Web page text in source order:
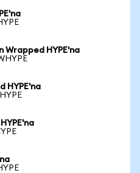
Wrapped HYPE'na
HYPE'na